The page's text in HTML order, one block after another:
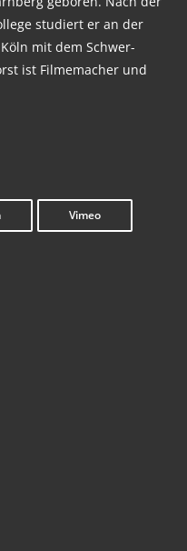
stu­diert er an der
mit dem Schwer­
ist Fil­me­ma­cher und
Vimeo